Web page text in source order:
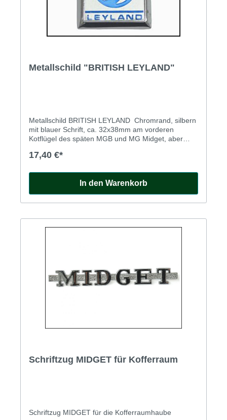
Metallschild "BRITISH LEYLAND"
Metallschild BRITISH LEYLAND Chromrand, silbern
mit blauer Schrift, ca. 32x38mm am vorderen
Kotflügel des späten MGB und MG Midget, aber
17,40 €*
In den Warenkorb
Schriftzug MIDGET für Kofferraum
Schriftzug MIDGET für die Kofferraumhaube